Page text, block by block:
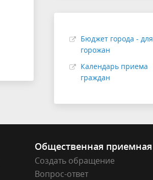
Бюджет города - для
горожан
Календарь приема
граждан
Общественная приемная
Создать обращение
Вопрос-ответ